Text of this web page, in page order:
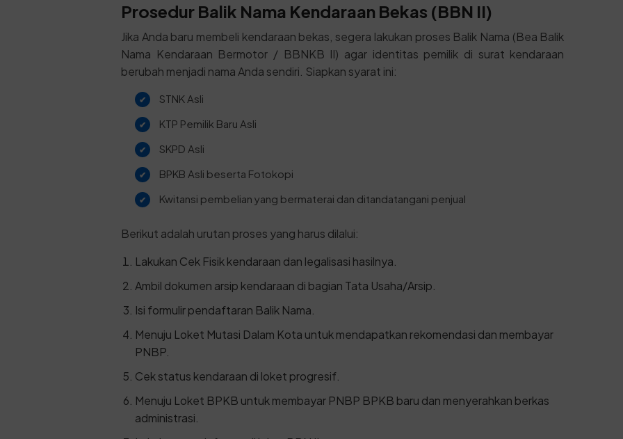
Prosedur Balik Nama Kendaraan Bekas (BBN II)
Jika Anda baru membeli kendaraan bekas, segera lakukan proses Balik Nama (Bea Balik
Nama Kendaraan Bermotor / BBNKB II) agar identitas pemilik di surat kendaraan
berubah menjadi nama Anda sendiri. Siapkan syarat ini:
STNK Asli
KTP Pemilik Baru Asli
SKPD Asli
BPKB Asli beserta Fotokopi
Kwitansi pembelian yang bermaterai dan ditandatangani penjual
Berikut adalah urutan proses yang harus dilalui:
Lakukan Cek Fisik kendaraan dan legalisasi hasilnya.
Ambil dokumen arsip kendaraan di bagian Tata Usaha/Arsip.
Isi formulir pendaftaran Balik Nama.
Menuju Loket Mutasi Dalam Kota untuk mendapatkan rekomendasi dan membayar
PNBP.
Cek status kendaraan di loket progresif.
Menuju Loket BPKB untuk membayar PNBP BPKB baru dan menyerahkan berkas
administrasi.